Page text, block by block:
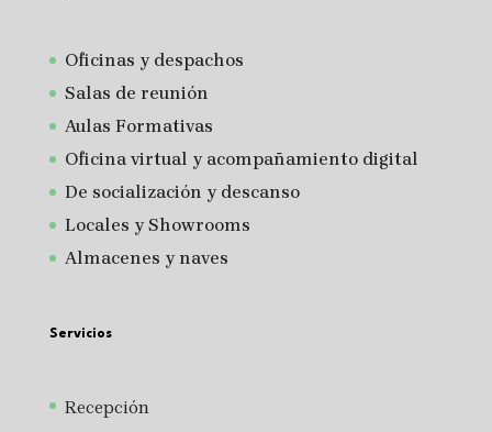
Oficinas y despachos
Salas de reunión
Aulas Formativas
Oficina virtual y acompañamiento digital
De socialización y descanso
Locales y Showrooms
Almacenes y naves
Servicios
Recepción